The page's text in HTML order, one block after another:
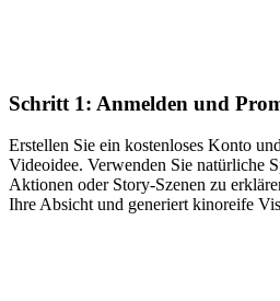
Schritt 1: Anmelden und
Erstellen Sie ein kostenloses Konto
Videoidee. Verwenden Sie natürliche
Aktionen oder Story-Szenen zu
Ihre Absicht und generiert kinoreife